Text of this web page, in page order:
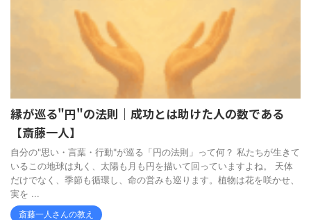
縁が巡る"円"の法則｜成功とは助けた人の数である
【斎藤一人】
自分の"思い・言葉・行動"が巡る「円の法則」って何？ 私たちが生きて
いるこの地球は丸く、太陽も月も円を描いて回っていますよね。 天体
だけでなく、季節も循環し、命の営みも巡ります。植物は花を咲かせ、
実を ...
斎藤一人さんの教え